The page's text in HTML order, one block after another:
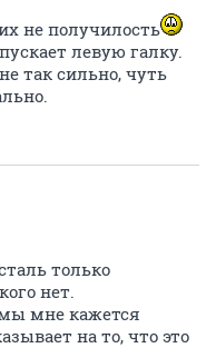
не получилость
левую галку.
так сильно, чуть
только
нет.
мне кажется
на то, что это